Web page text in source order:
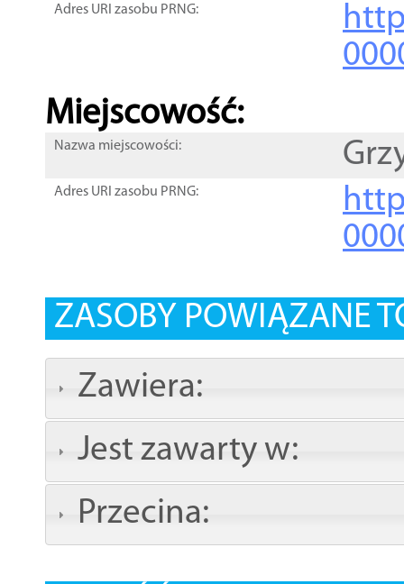
Adres URI zasobu PRNG:
Miejscowość:
Nazwa miejscowości:
Adres URI zasobu PRNG:
ZASOBY POWIĄZANE
Zawiera:
Jest zawarty w:
Przecina: